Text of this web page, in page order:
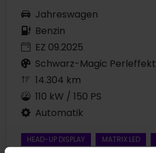
Jahreswagen
Benzin
EZ 09.2025
Schwarz-Magic Perleffekt
14.304 km
110 kW / 150 PS
Automatik
HEAD-UP DISPLAY MATRIX LED